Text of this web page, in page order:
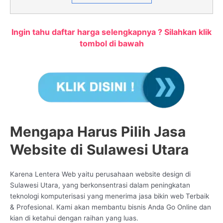
Ingin tahu daftar harga selengkapnya ? Silahkan klik
tombol di bawah
Mengapa Harus Pilih Jasa
Website di Sulawesi Utara
Karena Lentera Web yaitu perusahaan website design di
Sulawesi Utara, yang berkonsentrasi dalam peningkatan
teknologi komputerisasi yang menerima jasa bikin web Terbaik
& Profesional. Kami akan membantu bisnis Anda Go Online dan
kian di ketahui dengan raihan yang luas.